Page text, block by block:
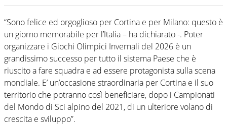
“Sono felice ed orgoglioso per Cortina e per Milano: questo è
un giorno memorabile per l’Italia – ha dichiarato -. Poter
organizzare i Giochi Olimpici Invernali del 2026 è un
grandissimo successo per tutto il sistema Paese che è
riuscito a fare squadra e ad essere protagonista sulla scena
mondiale. E’ un’occasione straordinaria per Cortina e il suo
territorio che potranno così beneficiare, dopo i Campionati
del Mondo di Sci alpino del 2021, di un ulteriore volano di
crescita e sviluppo”.